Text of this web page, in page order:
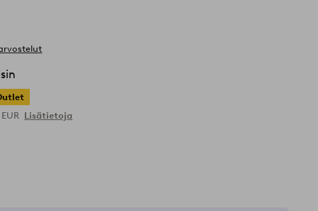
EUR Lisätietoja